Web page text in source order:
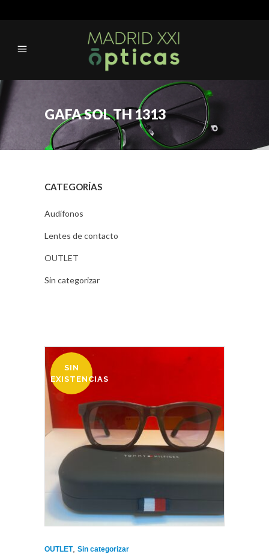
GAFA SOL TH 1313
CATEGORÍAS
Audífonos
Lentes de contacto
OUTLET
Sin categorizar
OFERTA
SIN
EXISTENCIAS
OUTLET, Sin categorizar